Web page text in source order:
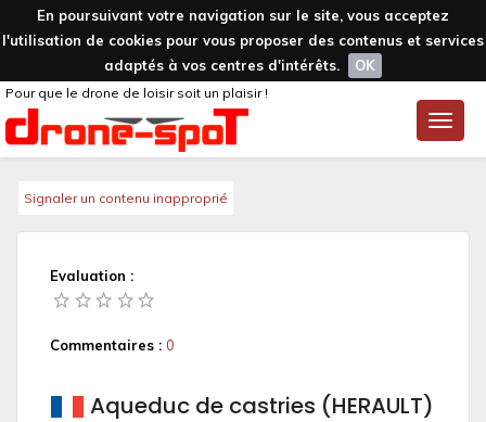
En poursuivant votre navigation sur le site, vous acceptez
l'utilisation de cookies pour vous proposer des contenus et services
adaptés à vos centres d'intérêts.
OK
Toggle
Pour que le drone de loisir soit un plaisir !
Signaler un contenu inapproprié
Evaluation :
Commentaires : 0
Aqueduc de castries (HERAULT)